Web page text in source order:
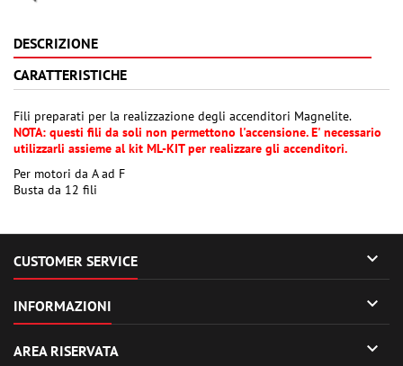
DESCRIZIONE
CARATTERISTICHE
Fili preparati per la realizzazione degli accenditori Magnelite.
NOTA: questi fili da soli non permettono l'accensione. E' necessario
utilizzarli assieme al kit ML-KIT per realizzare gli accenditori.
Per motori da A ad F
Busta da 12 fili
CUSTOMER SERVICE 
INFORMAZIONI 
AREA RISERVATA 